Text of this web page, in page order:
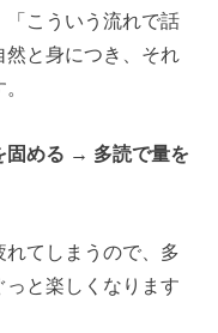
こういう流れで話
然と身につき、それ
固める → 多読で量を
てしまうので、多
と楽しくなります